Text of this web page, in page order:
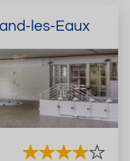
les-Eaux